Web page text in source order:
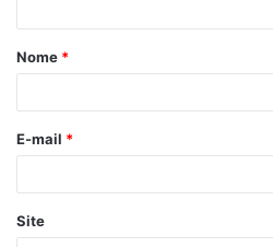
á
r
*
Nome *
E-mail *
Site